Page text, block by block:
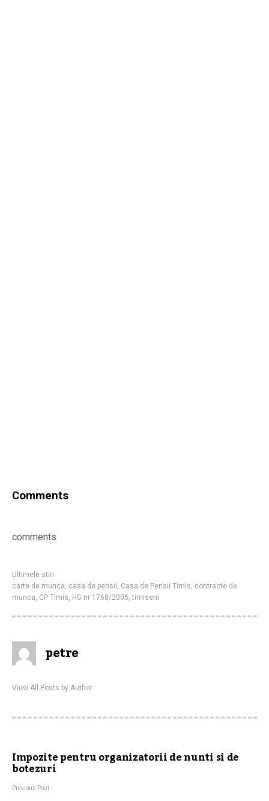
Comments
comments
Ultimele stiri
carte de munca, casa de pensii, Casa de Pensii Timis, contracte de
munca, CP Timis, HG nr 1768/2005,timiseni
petre
View All Posts by Author
Impozite pentru organizatorii de nunti si de
botezuri
Previous Post